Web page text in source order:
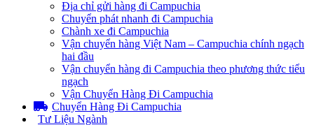
Địa chỉ gửi hàng đi Campuchia
Chuyển phát nhanh đi Campuchia
Chành xe đi Campuchia
Vận chuyển hàng Việt Nam – Campuchia chính ngạch
hai đầu
Vận chuyển hàng đi Campuchia theo phương thức tiểu
ngạch
Vận Chuyển Hàng Đi Campuchia
Chuyển Hàng Đi Campuchia
Tư Liệu Ngành